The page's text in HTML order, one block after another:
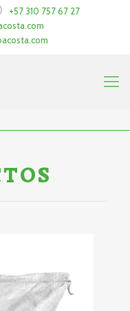
+57 310 757 67 27